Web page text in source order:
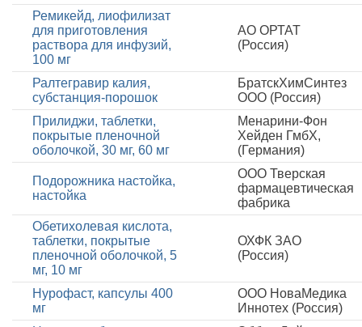
Ремикейд, лиофилизат
для приготовления
раствора для инфузий,
100 мг
АО ОРТАТ
(Россия)
Ралтегравир калия,
субстанция-порошок
БратскХимСинтез
ООО (Россия)
Прилиджи, таблетки,
покрытые пленочной
оболочкой, 30 мг, 60 мг
Менарини-Фон
Хейден ГмбХ,
(Германия)
Подорожника настойка,
настойка
ООО Тверская
фармацевтическая
фабрика
Обетихолевая кислота,
таблетки, покрытые
пленочной оболочкой, 5
мг, 10 мг
ОХФК ЗАО
(Россия)
Нурофаст, капсулы 400
мг
ООО НоваМедика
Иннотех (Россия)